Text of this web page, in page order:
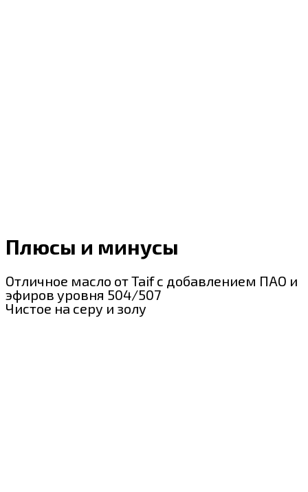
Плюсы и минусы
Отличное масло от Taif с добавлением ПАО и
эфиров уровня 504/507
Чистое на серу и золу